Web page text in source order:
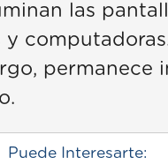
las
y
permanece
Puede Interesarte: